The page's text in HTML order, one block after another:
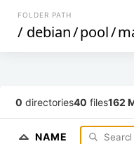
FOLDER PATH
/ debian/pool/
0 directories40 files162
NAME